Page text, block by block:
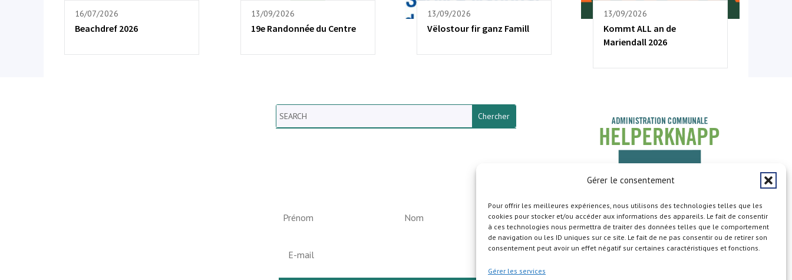
Gérer le consentement
Pour offrir les meilleures expériences, nous utilisons des technologies telles que les
cookies pour stocker et/ou accéder aux informations des appareils. Le fait de consentir
à ces technologies nous permettra de traiter des données telles que le comportement
de navigation ou les ID uniques sur ce site. Le fait de ne pas consentir ou de retirer son
consentement peut avoir un effet négatif sur certaines caractéristiques et fonctions.
Gérer les services
16/07/2026
Beachdref 2026
13/09/2026
19e Randonnée du Centre
13/09/2026
Vëlostour fir ganz Famill
13/09/2026
Kommt ALL an de
Mariendall 2026
Search